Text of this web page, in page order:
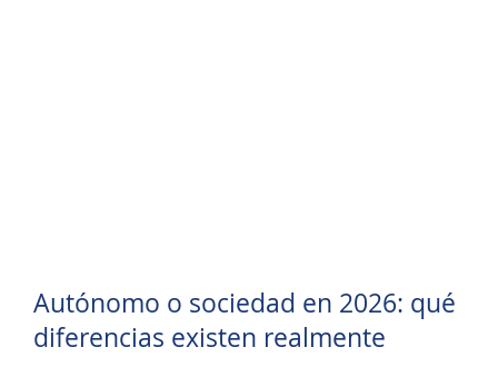
Autónomo o sociedad en 2026: qué
diferencias existen realmente